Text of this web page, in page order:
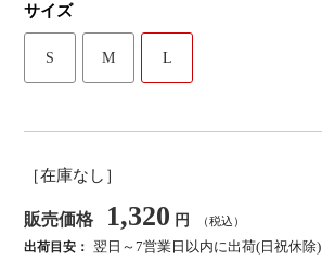
サイズ
S M L
［在庫なし］
販売価格 1,320 円 （税込）
出荷目安： 翌日～7営業日以内に出荷(日祝休除)